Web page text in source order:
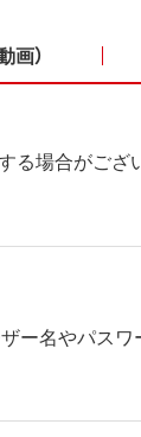
画）
る場合がござ
ー名やパス